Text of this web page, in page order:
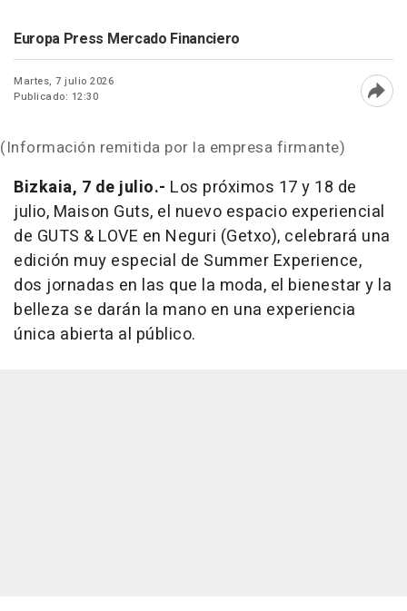
Europa Press Mercado Financiero
Martes, 7 julio 2026
Publicado: 12:30
(Información remitida por la empresa firmante)
Bizkaia, 7 de julio.- Los próximos 17 y 18 de
julio, Maison Guts, el nuevo espacio experiencial
de GUTS & LOVE en Neguri (Getxo), celebrará una
edición muy especial de Summer Experience,
dos jornadas en las que la moda, el bienestar y la
belleza se darán la mano en una experiencia
única abierta al público.